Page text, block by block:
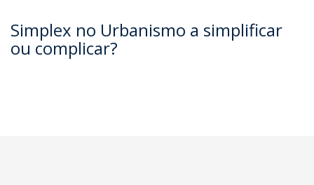
Simplex no Urbanismo a simplificar
ou complicar?